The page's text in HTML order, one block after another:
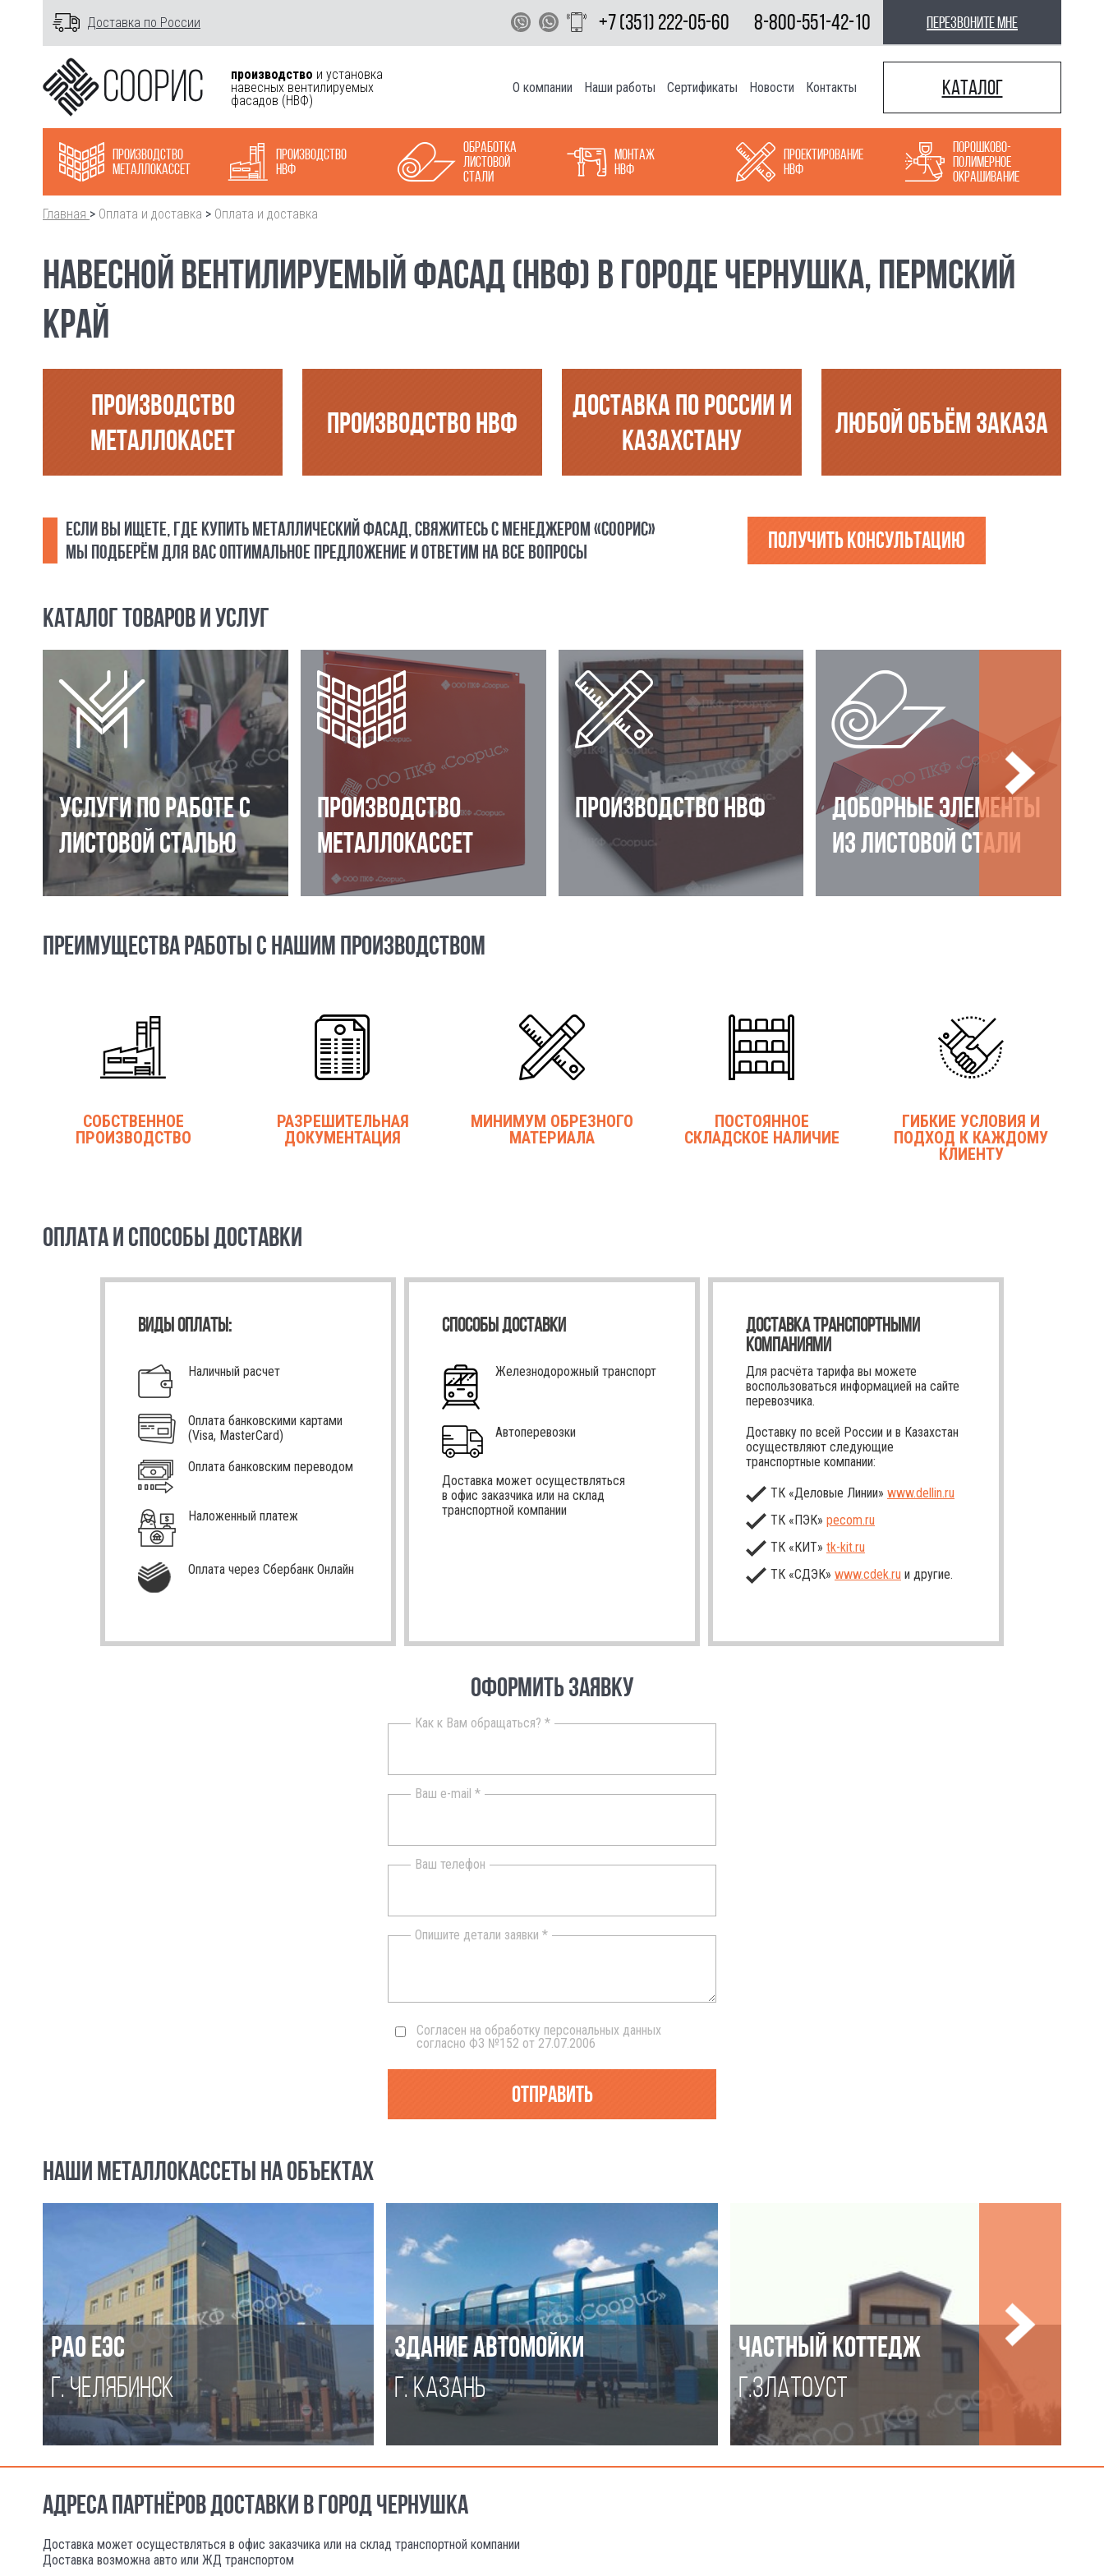
Доставка по России +7 (351) 222-05-60 8-800-551-42-10 перезвоните мне
производство и установка
навесных вентилируемых
фасадов (НВФ)
О компании Наши работы Сертификаты Новости Контакты Каталог
Производство
металлокасcет
Производство
НВФ
Обработка
листовой
стали
Монтаж
НВФ
Проектирование
НВФ
Порошково-
полимерное
окрашивание
Главная > Оплата и доставка > Оплата и доставка
НАВЕСНОЙ ВЕНТИЛИРУЕМЫЙ ФАСАД (НВФ) В ГОРОДЕ ЧЕРНУШКА, ПЕРМСКИЙ
КРАЙ
ПРОИЗВОДСТВО
МЕТАЛЛОКАСЕТ
ПРОИЗВОДСТВО НВФ
ДОСТАВКА ПО РОССИИ И
КАЗАХСТАНУ
ЛЮБОЙ ОБЪЁМ ЗАКАЗА
ЕСЛИ ВЫ ИЩЕТЕ, ГДЕ КУПИТЬ МЕТАЛЛИЧЕСКИЙ ФАСАД, СВЯЖИТЕСЬ С МЕНЕДЖЕРОМ «СООРИС»
МЫ ПОДБЕРЁМ ДЛЯ ВАС ОПТИМАЛЬНОЕ ПРЕДЛОЖЕНИЕ И ОТВЕТИМ НА ВСЕ ВОПРОСЫ
Получить консультацию
КАТАЛОГ ТОВАРОВ И УСЛУГ
УСЛУГИ ПО РАБОТЕ С
ЛИСТОВОЙ СТАЛЬЮ
ПРОИЗВОДСТВО
МЕТАЛЛОКАССЕТ
ПРОИЗВОДСТВО НВФ
ДОБОРНЫЕ ЭЛЕМЕНТЫ
ИЗ ЛИСТОВОЙ СТАЛИ
ПРЕИМУЩЕСТВА РАБОТЫ С НАШИМ ПРОИЗВОДСТВОМ
СОБСТВЕННОЕ
ПРОИЗВОДСТВО
РАЗРЕШИТЕЛЬНАЯ
ДОКУМЕНТАЦИЯ
МИНИМУМ ОБРЕЗНОГО
МАТЕРИАЛА
ПОСТОЯННОЕ
СКЛАДСКОЕ НАЛИЧИЕ
ГИБКИЕ УСЛОВИЯ И
ПОДХОД К КАЖДОМУ
КЛИЕНТУ
ОПЛАТА И СПОСОБЫ ДОСТАВКИ
ВИДЫ ОПЛАТЫ:
Наличный расчет
Оплата банковскими картами
(Visa, MasterCard)
Оплата банковским переводом
Наложенный платеж
Оплата через Сбербанк Онлайн
СПОСОБЫ ДОСТАВКИ
Железнодорожный транспорт
Автоперевозки
Доставка может осуществляться
в офис заказчика или на склад
транспортной компании
ДОСТАВКА ТРАНСПОРТНЫМИ
КОМПАНИЯМИ
Для расчёта тарифа вы можете
воспользоваться информацией на сайте
перевозчика.
Доставку по всей России и в Казахстан
осуществляют следующие
транспортные компании:
ТК «Деловые Линии» www.dellin.ru
ТК «ПЭК» pecom.ru
ТК «КИТ» tk-kit.ru
ТК «СДЭК» www.cdek.ru и другие.
ОФОРМИТЬ ЗАЯВКУ
Как к Вам обращаться? *
Ваш e-mail *
Ваш телефон
Опишите детали заявки *
Согласен на обработку персональных данных
согласно ФЗ №152 от 27.07.2006
Отправить
НАШИ МЕТАЛЛОКАССЕТЫ НА ОБЪЕКТАХ
РАО ЕЭС
Г. ЧЕЛЯБИНСК
ЗДАНИЕ АВТОМОЙКИ
Г. КАЗАНЬ
ЧАСТНЫЙ КОТТЕДЖ
Г.ЗЛАТОУСТ
АДРЕСА ПАРТНЁРОВ ДОСТАВКИ В ГОРОД ЧЕРНУШКА
Доставка может осуществляться в офис заказчика или на склад транспортной компании
Доставка возможна авто или ЖД транспортом